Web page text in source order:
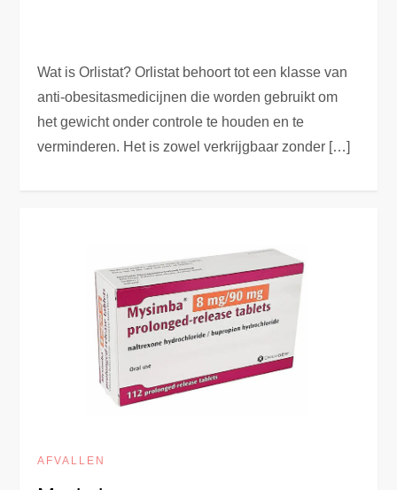
Wat is Orlistat? Orlistat behoort tot een klasse van
anti-obesitasmedicijnen die worden gebruikt om
het gewicht onder controle te houden en te
verminderen. Het is zowel verkrijgbaar zonder […]
AFVALLEN